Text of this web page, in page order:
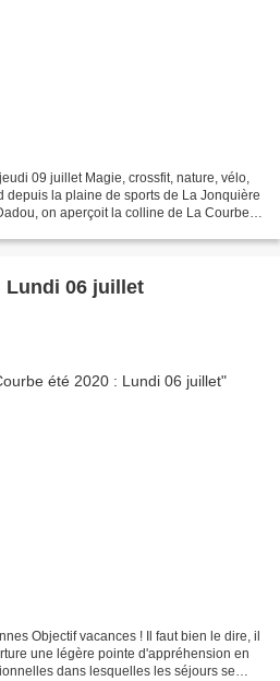
09 juillet Magie, crossfit, nature, vélo,
depuis la plaine de sports de La Jonquière
on aperçoit la colline de La Courbe
Lundi 06 juillet
Objectif vacances ! Il faut bien le dire, il
une légère pointe d'appréhension en
dans lesquelles les séjours se